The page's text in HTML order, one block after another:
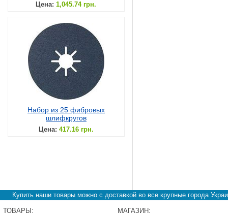
Цена: 1,045.74 грн.
Набор из 25 фибровых
шлифкругов
Цена: 417.16 грн.
Купить наши товары можно с доставкой во все крупные города
ТОВАРЫ:
МАГАЗИН: